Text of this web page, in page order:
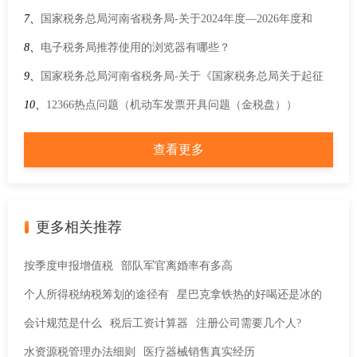
7、 国家税务总局河南省税务局-关于2024年度—2026年度和
2025年度—2027年度公益性社会组织捐赠税前扣除资格名单的
公告
8、 电子税务局推荐使用的浏览器有哪些？
9、 国家税务总局河南省税务局-关于《国家税务总局关于起征
点标准等增值税征管事项的公告》的解读
10、 12366热点问题（机动车发票开具问题（金税盘））
查看更多
更多相关推荐
按季度申报增值税 部队军官离婚率有多高
个人所得税纳税筹划的途径有 星巴克拿铁热的好喝还是冰的
会计规范是什么 税后工资计算器 注册公司需要几个人?
水资源税管理办法细则 医疗器械销售真实经历